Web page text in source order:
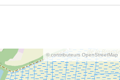
© contributeurs OpenStreetMap